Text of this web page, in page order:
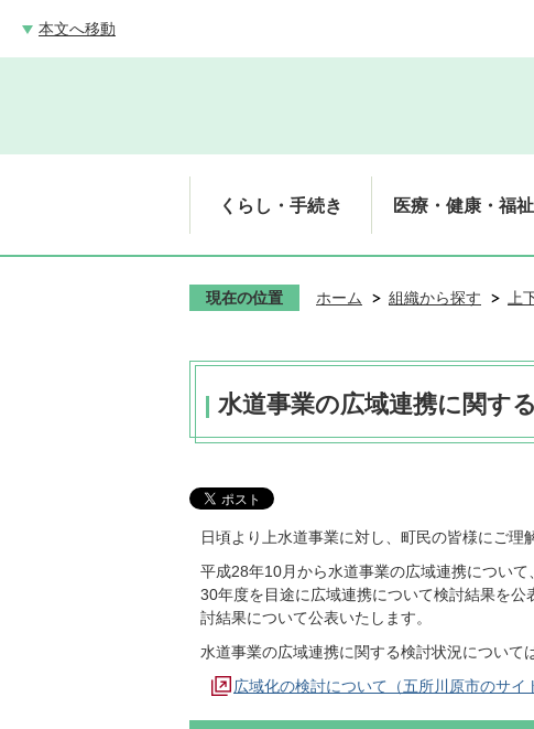
本文へ移動
くらし・手続き 医療・健康・福祉
現在の位置 ホーム 組織から探す 上
水道事業の広域連携に関す
日頃より上水道事業に対し、町民の皆様にご理
平成28年10月から水道事業の広域連携につい
30年度を目途に広域連携について検討結果を
討結果について公表いたします。
水道事業の広域連携に関する検討状況について
広域化の検討について（五所川原市のサイ